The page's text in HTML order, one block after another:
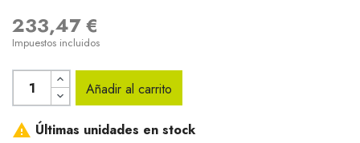
233,47 €
Impuestos incluidos
Añadir al carrito
 Últimas unidades en stock